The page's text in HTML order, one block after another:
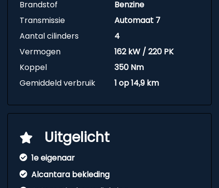
Brandstof
Benzine
Transmissie
Automaat 7
Aantal cilinders
4
Vermogen
162 kW / 220 PK
Koppel
350 Nm
Gemiddeld verbruik
1 op 14,9 km
Uitgelicht
1e eigenaar
Alcantara bekleding